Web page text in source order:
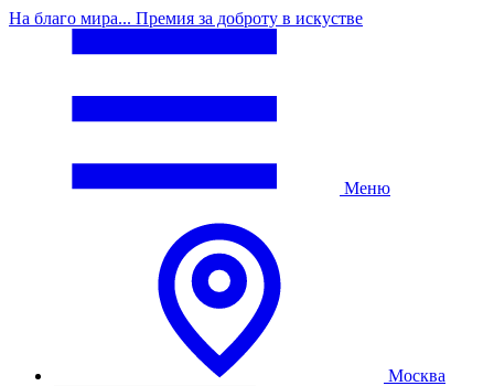
На благо мира... Премия за доброту в искустве
Меню
Москва